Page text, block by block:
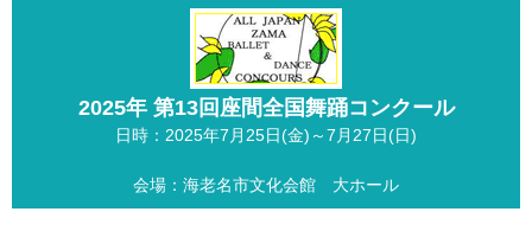
2025年 第13回座間全国舞踊コンクール
日時：2025年7月25日(金)～7月27日(日)
会場：海老名市文化会館 大ホール